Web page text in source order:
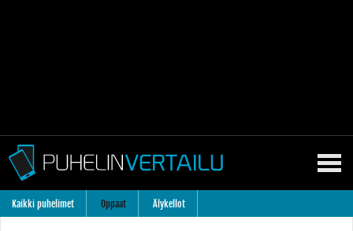
Kaikki puhelimet Oppaat Älykellot